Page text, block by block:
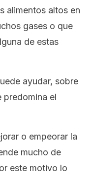
alimentos altos en
gases o que
de estas
ayudar, sobre
predomina el
o empeorar la
mucho de
este motivo lo